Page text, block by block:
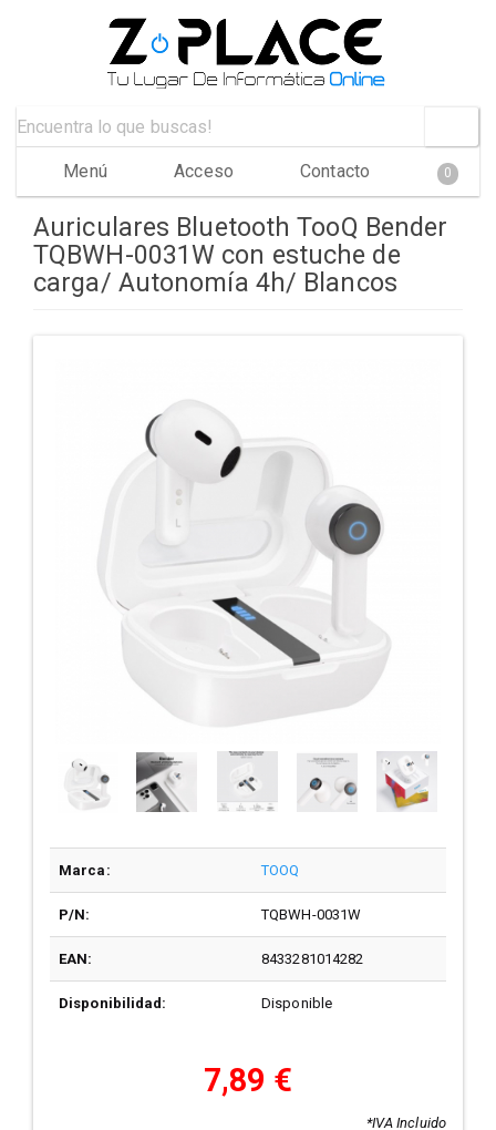
Menú Acceso Contacto 0
Auriculares Bluetooth TooQ Bender
TQBWH-0031W con estuche de
carga/ Autonomía 4h/ Blancos
Marca: TOOQ
P/N: TQBWH-0031W
EAN: 8433281014282
Disponibilidad: Disponible
7,89 €
*IVA Incluido